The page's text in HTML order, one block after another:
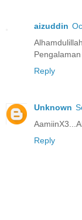
aizuddin
Reply
Unknown
Reply